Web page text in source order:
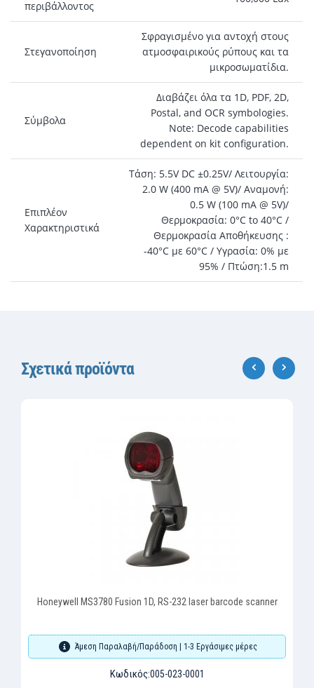
περιβάλλοντος
Στεγανοποίηση
Σφραγισμένο για αντοχή στους
ατμοσφαιρικούς ρύπους και τα
μικροσωματίδια.
Σύμβολα
Διαβάζει όλα τα 1D, PDF, 2D,
Postal, and OCR symbologies.
Note: Decode capabilities
dependent on kit configuration.
Επιπλέον
Χαρακτηριστικά
Τάση: 5.5V DC ±0.25V/ Λειτουργία:
2.0 W (400 mA @ 5V)/ Αναμονή:
0.5 W (100 mA @ 5V)/
Θερμοκρασία: 0°C to 40°C /
Θερμοκρασία Αποθήκευσης :
-40°C με 60°C / Υγρασία: 0% με
95% / Πτώση:1.5 m
Σχετικά προϊόντα
MS3780 Fusion 1D, RS-232 laser barcode scanner
Άμεση Παραλαβή/Παράδοση | 1-3 Εργάσιμες μέρες
005-023-0001